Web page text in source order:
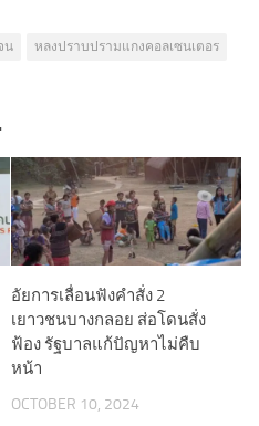
น หลงปราบปรามแกงคอลเซนเตอร
อัยการเลื่อนฟังคำสั่ง 2
เยาวชนบางกลอย ส่อโดนสั่ง
ฟ้อง รัฐบาลแก้ปัญหาไม่คืบ
หน้า
OCTOBER 10, 2024